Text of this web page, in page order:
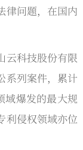
律问题，在国内
云科技股份有限
系列案件，累计
域爆发的最大规
利侵权领域亦位